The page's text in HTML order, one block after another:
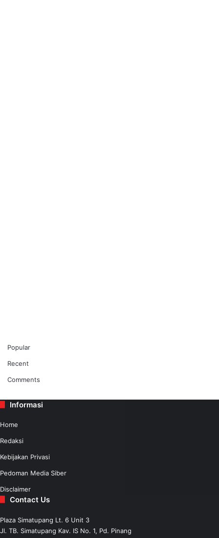
Popular
Recent
Comments
Informasi
Home
Redaksi
Kebijakan Privasi
Pedoman Media Siber
Disclaimer
Contact Us
Plaza Simatupang Lt. 6 Unit 3
Jl. TB. Simatupang Kav. IS No. 1, Pd. Pinang